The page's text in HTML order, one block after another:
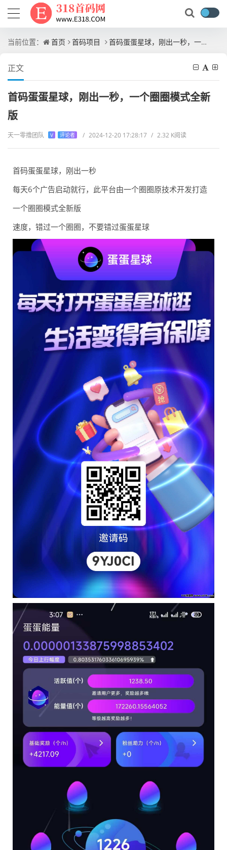
当前位置： 首页 首码项目 首码蛋蛋星球，刚出一秒，一个圈圈模式全新版
正文
首码蛋蛋星球，刚出一秒，一个圈圈模式全新
版
天一零撸团队 V 评论者 / 2024-12-20 17:28:17 / 2.32 K阅读
首码蛋蛋星球，刚出一秒
每天6个广告启动就行，此平台由一个圈圈原技术开发打造
一个圈圈模式全新版
速度，错过一个圈圈，不要错过蛋蛋星球